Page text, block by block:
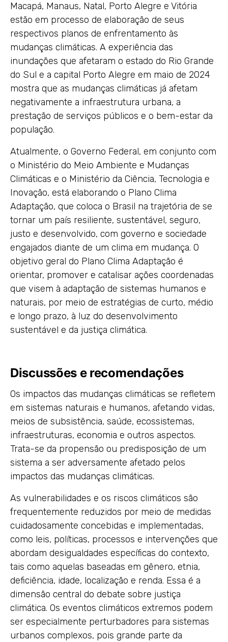
Macapá, Manaus, Natal, Porto Alegre e Vitória
estão em processo de elaboração de seus
respectivos planos de enfrentamento às
mudanças climáticas. A experiência das
inundações que afetaram o estado do Rio Grande
do Sul e a capital Porto Alegre em maio de 2024
mostra que as mudanças climáticas já afetam
negativamente a infraestrutura urbana, a
prestação de serviços públicos e o bem-estar da
população.
Atualmente, o Governo Federal, em conjunto com
o Ministério do Meio Ambiente e Mudanças
Climáticas e o Ministério da Ciência, Tecnologia e
Inovação, está elaborando o Plano Clima
Adaptação, que coloca o Brasil na trajetória de se
tornar um país resiliente, sustentável, seguro,
justo e desenvolvido, com governo e sociedade
engajados diante de um clima em mudança. O
objetivo geral do Plano Clima Adaptação é
orientar, promover e catalisar ações coordenadas
que visem à adaptação de sistemas humanos e
naturais, por meio de estratégias de curto, médio
e longo prazo, à luz do desenvolvimento
sustentável e da justiça climática.
Discussões e recomendações
Os impactos das mudanças climáticas se refletem
em sistemas naturais e humanos, afetando vidas,
meios de subsistência, saúde, ecossistemas,
infraestruturas, economia e outros aspectos.
Trata-se da propensão ou predisposição de um
sistema a ser adversamente afetado pelos
impactos das mudanças climáticas.
As vulnerabilidades e os riscos climáticos são
frequentemente reduzidos por meio de medidas
cuidadosamente concebidas e implementadas,
como leis, políticas, processos e intervenções que
abordam desigualdades específicas do contexto,
tais como aquelas baseadas em gênero, etnia,
deficiência, idade, localização e renda. Essa é a
dimensão central do debate sobre justiça
climática. Os eventos climáticos extremos podem
ser especialmente perturbadores para sistemas
urbanos complexos, pois grande parte da